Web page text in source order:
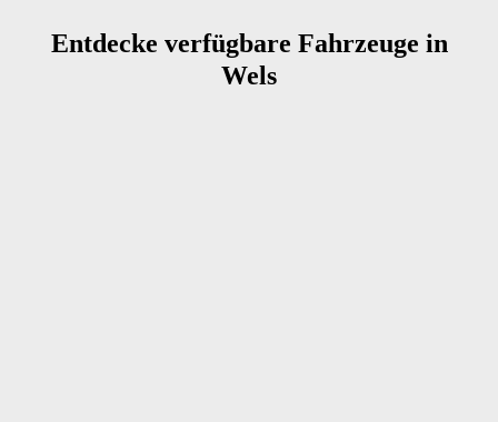
Entdecke verfügbare Fahrzeuge in
Wels